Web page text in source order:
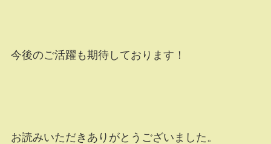
今後のご活躍も期待しております！
お読みいただきありがとうございました。